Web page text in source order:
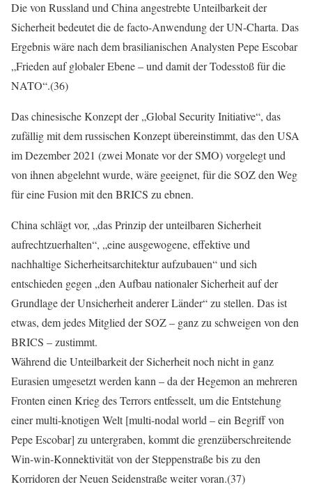
Die von Russland und China angestrebte Unteilbarkeit der
Sicherheit bedeutet die de facto-Anwendung der UN-Charta. Das
Ergebnis wäre nach dem brasilianischen Analysten Pepe Escobar
„Frieden auf globaler Ebene – und damit der Todesstoß für die
NATO“.(36)
Das chinesische Konzept der „Global Security Initiative“, das
zufällig mit dem russischen Konzept übereinstimmt, das den USA
im Dezember 2021 (zwei Monate vor der SMO) vorgelegt und
von ihnen abgelehnt wurde, wäre geeignet, für die SOZ den Weg
für eine Fusion mit den BRICS zu ebnen.
China schlägt vor, „das Prinzip der unteilbaren Sicherheit
aufrechtzuerhalten“, „eine ausgewogene, effektive und
nachhaltige Sicherheitsarchitektur aufzubauen“ und sich
entschieden gegen „den Aufbau nationaler Sicherheit auf der
Grundlage der Unsicherheit anderer Länder“ zu stellen. Das ist
etwas, dem jedes Mitglied der SOZ – ganz zu schweigen von den
BRICS – zustimmt.
Während die Unteilbarkeit der Sicherheit noch nicht in ganz
Eurasien umgesetzt werden kann – da der Hegemon an mehreren
Fronten einen Krieg des Terrors entfesselt, um die Entstehung
einer multi-knotigen Welt [multi-nodal world – ein Begriff von
Pepe Escobar] zu untergraben, kommt die grenzüberschreitende
Win-win-Konnektivität von der Steppenstraße bis zu den
Korridoren der Neuen Seidenstraße weiter voran.(37)